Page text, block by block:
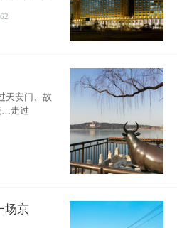
62
天安门、故
…走过
场京